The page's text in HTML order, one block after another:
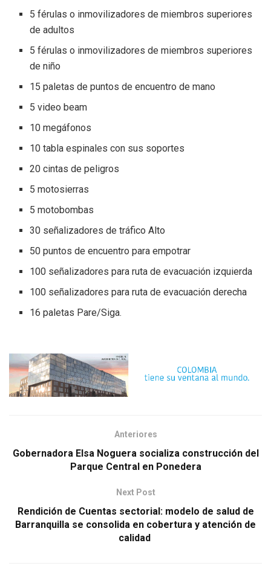
5 férulas o inmovilizadores de miembros superiores
de adultos
5 férulas o inmovilizadores de miembros superiores
de niño
15 paletas de puntos de encuentro de mano
5 video beam
10 megáfonos
10 tabla espinales con sus soportes
20 cintas de peligros
5 motosierras
5 motobombas
30 señalizadores de tráfico Alto
50 puntos de encuentro para empotrar
100 señalizadores para ruta de evacuación izquierda
100 señalizadores para ruta de evacuación derecha
16 paletas Pare/Siga.
Anteriores
Gobernadora Elsa Noguera socializa construcción del
Parque Central en Ponedera
Next Post
Rendición de Cuentas sectorial: modelo de salud de
Barranquilla se consolida en cobertura y atención de
calidad